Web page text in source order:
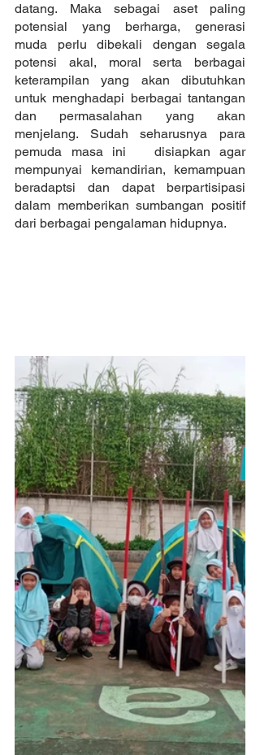
datang. Maka sebagai aset paling
potensial yang berharga, generasi
muda perlu dibekali dengan segala
potensi akal, moral serta berbagai
keterampilan yang akan dibutuhkan
untuk menghadapi berbagai tantangan
dan permasalahan yang akan
menjelang. Sudah seharusnya para
pemuda masa ini   disiapkan agar
mempunyai kemandirian, kemampuan
beradaptsi dan dapat berpartisipasi
dalam memberikan sumbangan positif
dari berbagai pengalaman hidupnya.